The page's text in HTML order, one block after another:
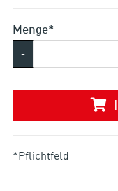
Menge*
-
*Pflichtfeld